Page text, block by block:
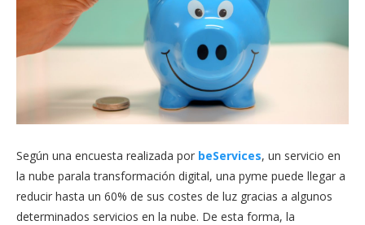
Según una encuesta realizada por beServices, un servicio en
la nube parala transformación digital, una pyme puede llegar a
reducir hasta un 60% de sus costes de luz gracias a algunos
determinados servicios en la nube. De esta forma, la